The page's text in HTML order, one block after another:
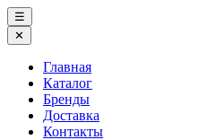
☰
✕
Главная
Каталог
Бренды
Доставка
Контакты